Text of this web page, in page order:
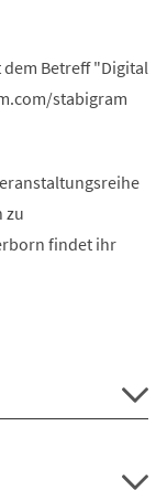
Betreff "Digital
stabigram
zu
findet ihr